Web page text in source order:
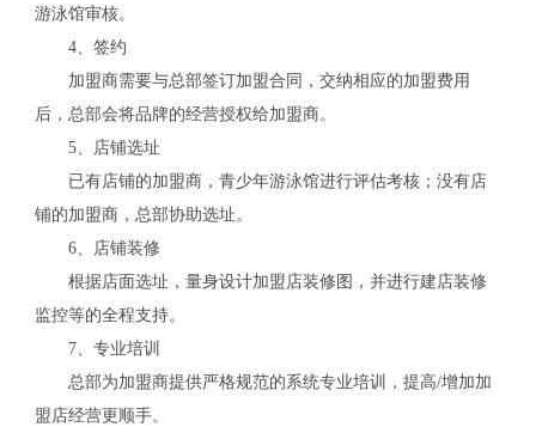
游泳馆审核。
4、签约
加盟商需要与总部签订加盟合同，交纳相应的加盟费用
后，总部会将品牌的经营授权给加盟商。
5、店铺选址
已有店铺的加盟商，青少年游泳馆进行评估考核；没有店
铺的加盟商，总部协助选址。
6、店铺装修
根据店面选址，量身设计加盟店装修图，并进行建店装修
监控等的全程支持。
7、专业培训
总部为加盟商提供严格规范的系统专业培训，提高/增加加
盟店经营更顺手。